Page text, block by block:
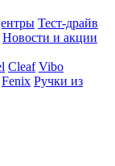
Тест-драйв
Новости и акции
Cleaf Vibo
Fenix Ручки из